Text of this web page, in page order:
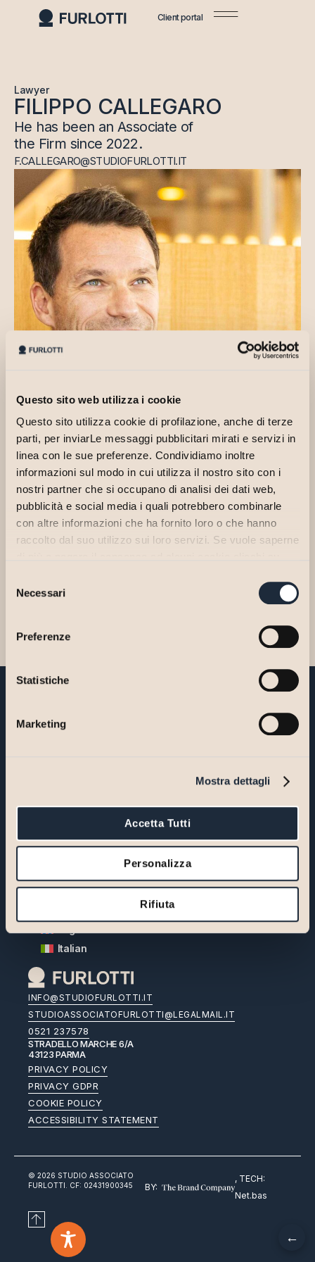
Questo sito web utilizza i cookie
Questo sito utilizza cookie di profilazione, anche di terze
parti, per inviarLe messaggi pubblicitari mirati e servizi in
linea con le sue preferenze. Condividiamo inoltre
informazioni sul modo in cui utilizza il nostro sito con i
nostri partner che si occupano di analisi dei dati web,
pubblicità e social media i quali potrebbero combinarle
con altre informazioni che ha fornito loro o che hanno
raccolto dal suo utilizzo sui loro servizi. Se vuole saperne
cliccando sul tasto "Accetta Tutti". Se non vuole i cookie
di profilazione può negare il consenso cliccando sul tasto
delNecessari
Preferenze
Statistiche
Marketing
Mostra dettagli
Accetta Tutti
Personalizza
Rifiuta
Client portal
Lawyer
FILIPPO CALLEGARO
He has been an Associate of
the Firm since 2022.
F.CALLEGARO@STUDIOFURLOTTI.IT
In 2015, he passed the Bar and was entered in the Register of the
Bar Association of Milan.
and civil litigation.
Do you want to find out how
approach can make the
Please, contact us for an initial consulting meeting:
your business.
Contact us
Italian
INFO@STUDIOFURLOTTI.IT
STUDIOASSOCIATOFURLOTTI@LEGALMAIL.IT
0521 237578
STRADELLO MARCHE 6/A
43123 PARMA
PRIVACY POLICY
PRIVACY GDPR
COOKIE POLICY
ACCESSIBILITY STATEMENT
© 2026 STUDIO ASSOCIATO
FURLOTTI. CF: 02431900345
BY:
, TECH:
Net.bas
←